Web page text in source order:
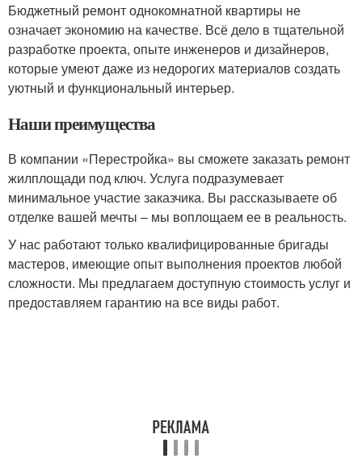
Бюджетный ремонт однокомнатной квартиры не
означает экономию на качестве. Всё дело в тщательной
разработке проекта, опыте инженеров и дизайнеров,
которые умеют даже из недорогих материалов создать
уютный и функциональный интерьер.
Наши преимущества
В компании «Перестройка» вы сможете заказать ремонт
жилплощади под ключ. Услуга подразумевает
минимальное участие заказчика. Вы рассказываете об
отделке вашей мечты – мы воплощаем ее в реальность.
У нас работают только квалифицированные бригады
мастеров, имеющие опыт выполнения проектов любой
сложности. Мы предлагаем доступную стоимость услуг и
предоставляем гарантию на все виды работ.